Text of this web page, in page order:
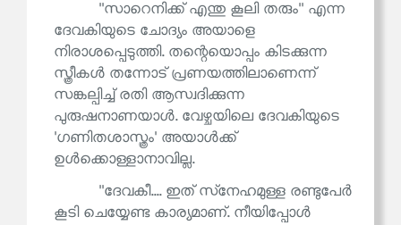
''സാറെനിക്ക് എന്തു കൂലി തരും'' എന്ന
ദേവകിയുടെ ചോദ്യം അയാളെ
നിരാശപ്പെടുത്തി. തന്റെയൊപ്പം കിടക്കുന്ന
സ്ത്രീകൾ തന്നോട് പ്രണയത്തിലാണെന്ന്
സങ്കല്പിച്ച് രതി ആസ്വദിക്കുന്ന
പുരുഷനാണയാൾ. വേഴ്ചയിലെ ദേവകിയുടെ
'ഗണിതശാസ്ത്രം' അയാൾക്ക്
ഉൾക്കൊള്ളാനാവില്ല.
''ദേവകീ.... ഇത് സ്‌നേഹമുള്ള രണ്ടുപേർ
കൂടി ചെയ്യേണ്ട കാര്യമാണ്. നീയിപ്പോൾ